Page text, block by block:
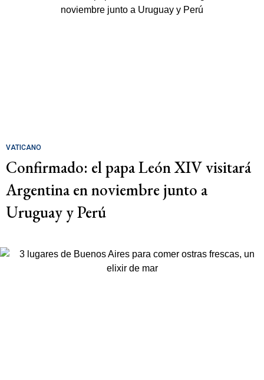
VATICANO
Confirmado: el papa León XIV visitará
Argentina en noviembre junto a
Uruguay y Perú